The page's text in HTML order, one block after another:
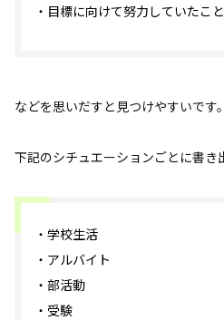
・目標に向けて努力していたこと
などを思いだすと見つけやすいです。
下記のシチュエーションごとに書き
・学校生活
・アルバイト
・部活動
・受験